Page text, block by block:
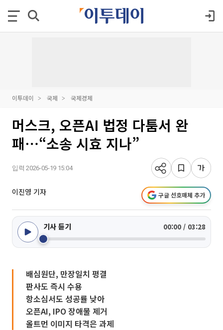
이투데이 국제 국제경제
머스크, 오픈AI 법정 다툼서 완
패⋯“소송 시효 지나”
입력 2026-05-19 15:04
이진영 기자 구글 선호매체 추가
기사 듣기 00:00 / 03:28
배심원단, 만장일치 평결
판사도 즉시 수용
항소심서도 성공률 낮아
오픈AI, IPO 장애물 제거
올트먼 이미지 타격은 과제